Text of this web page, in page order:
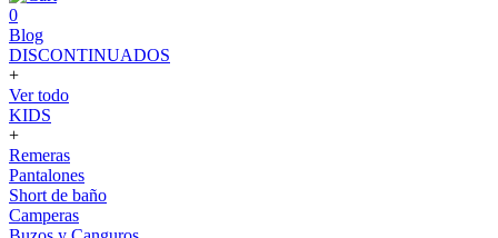
0
Blog
DISCONTINUADOS
+
Ver todo
KIDS
+
Remeras
Pantalones
Short de baño
Camperas